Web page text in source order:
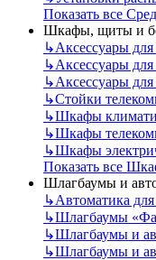
Показать все
Шкафы, щиты и
↳Аксессуары
↳Аксессуары
↳Аксессуары
↳Стойки
↳Шкафы
↳Шкафы
↳Шкафы
Показать все
Шлагбаумы и
↳Автоматика
↳Шлагбаумы
↳Шлагбаумы и
↳Шлагбаумы и